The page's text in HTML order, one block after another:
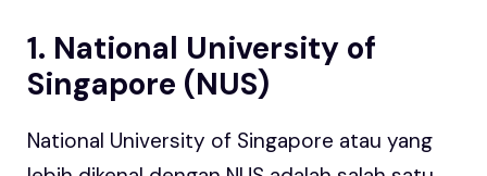
1. National University of
Singapore (NUS)
National University of Singapore atau yang